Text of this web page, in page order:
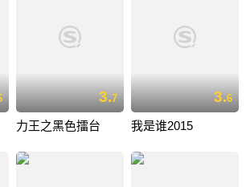
3.7
力王之黑色擂台
3.6
我是谁2015